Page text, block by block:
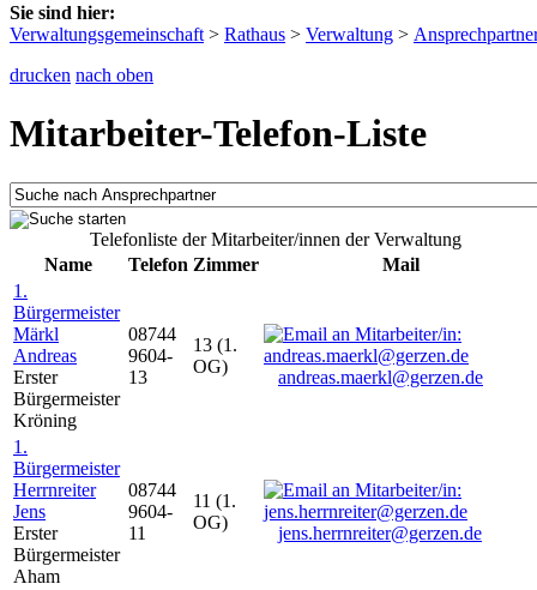
Sie sind hier:
Verwaltungsgemeinschaft > Rathaus > Verwaltung >
drucken nach oben
Mitarbeiter-Telefon-Liste
Telefonliste der Mitarbeiter/innen der Verwaltung
Name
Telefon Zimmer
Mail
1.
Bürgermeister
Märkl
Andreas
Erster
Bürgermeister
Kröning
08744
9604-
13
13 (1.
OG)
andreas.maerkl@gerzen.de
1.
Bürgermeister
Herrnreiter
Jens
Erster
Bürgermeister
Aham
08744
9604-
11
11 (1.
OG)
jens.herrnreiter@gerzen.de